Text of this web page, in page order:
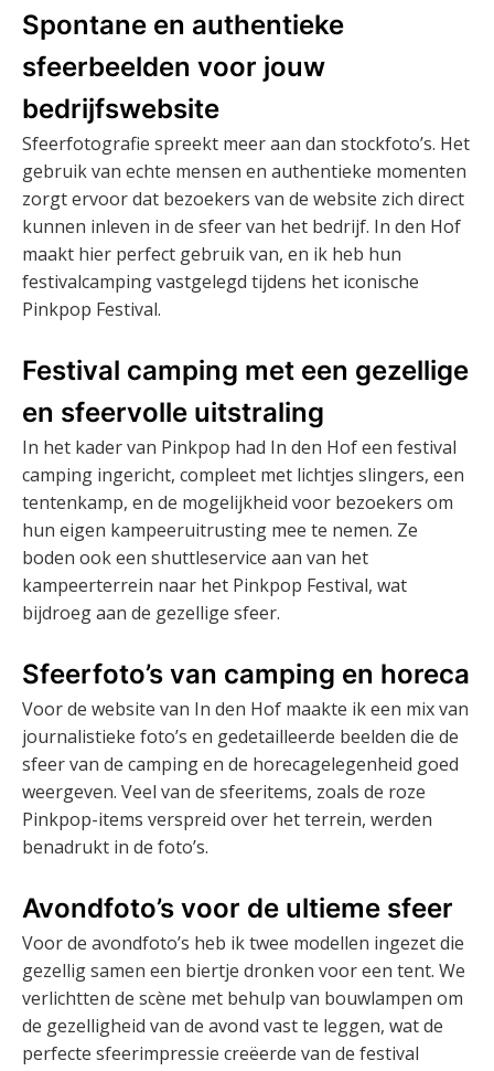
Spontane en authentieke
sfeerbeelden voor jouw
bedrijfswebsite
Sfeerfotografie spreekt meer aan dan stockfoto’s. Het
gebruik van echte mensen en authentieke momenten
zorgt ervoor dat bezoekers van de website zich direct
kunnen inleven in de sfeer van het bedrijf. In den Hof
maakt hier perfect gebruik van, en ik heb hun
festivalcamping vastgelegd tijdens het iconische
Pinkpop Festival.
Festival camping met een gezellige
en sfeervolle uitstraling
In het kader van Pinkpop had In den Hof een festival
camping ingericht, compleet met lichtjes slingers, een
tentenkamp, en de mogelijkheid voor bezoekers om
hun eigen kampeeruitrusting mee te nemen. Ze
boden ook een shuttleservice aan van het
kampeerterrein naar het Pinkpop Festival, wat
bijdroeg aan de gezellige sfeer.
Sfeerfoto’s van camping en horeca
Voor de website van In den Hof maakte ik een mix van
journalistieke foto’s en gedetailleerde beelden die de
sfeer van de camping en de horecagelegenheid goed
weergeven. Veel van de sfeeritems, zoals de roze
Pinkpop-items verspreid over het terrein, werden
benadrukt in de foto’s.
Avondfoto’s voor de ultieme sfeer
Voor de avondfoto’s heb ik twee modellen ingezet die
gezellig samen een biertje dronken voor een tent. We
verlichtten de scène met behulp van bouwlampen om
de gezelligheid van de avond vast te leggen, wat de
perfecte sfeerimpressie creëerde van de festival